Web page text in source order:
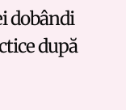
dobândi
după